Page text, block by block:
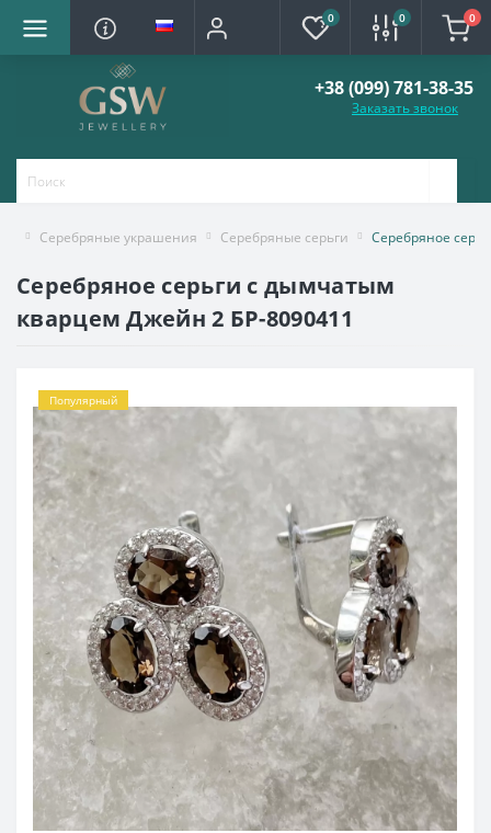
0 0 0
+38 (099) 781-38-35
Заказать звонок
Серебряные украшения Серебряные серьги Серебряное
Серебряное серьги с дымчатым
кварцем Джейн 2 БР-8090411
Популярный